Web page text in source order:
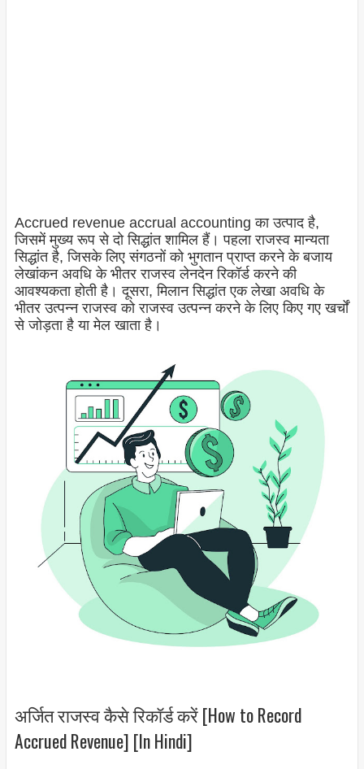
Accrued revenue accrual accounting का उत्पाद है,
जिसमें मुख्य रूप से दो सिद्धांत शामिल हैं। पहला राजस्व मान्यता
सिद्धांत है, जिसके लिए संगठनों को भुगतान प्राप्त करने के बजाय
लेखांकन अवधि के भीतर राजस्व लेनदेन रिकॉर्ड करने की
आवश्यकता होती है। दूसरा, मिलान सिद्धांत एक लेखा अवधि के
भीतर उत्पन्न राजस्व को राजस्व उत्पन्न करने के लिए किए गए खर्चों
से जोड़ता है या मेल खाता है।
अर्जित राजस्व कैसे रिकॉर्ड करें [How to Record
Accrued Revenue] [In Hindi]